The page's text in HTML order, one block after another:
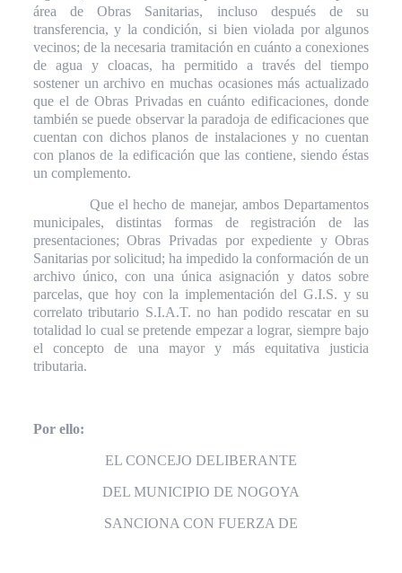
área de Obras Sanitarias, incluso después de su
transferencia, y la condición, si bien violada por algunos
vecinos; de la necesaria tramitación en cuánto a conexiones
de agua y cloacas, ha permitido a través del tiempo
sostener un archivo en muchas ocasiones más actualizado
que el de Obras Privadas en cuánto edificaciones, donde
también se puede observar la paradoja de edificaciones que
cuentan con dichos planos de instalaciones y no cuentan
con planos de la edificación que las contiene, siendo éstas
un complemento.
Que el hecho de manejar, ambos Departamentos
municipales, distintas formas de registración de las
presentaciones; Obras Privadas por expediente y Obras
Sanitarias por solicitud; ha impedido la conformación de un
archivo único, con una única asignación y datos sobre
parcelas, que hoy con la implementación del G.I.S. y su
correlato tributario S.I.A.T. no han podido rescatar en su
totalidad lo cual se pretende empezar a lograr, siempre bajo
el concepto de una mayor y más equitativa justicia
tributaria.
Por ello:
EL CONCEJO DELIBERANTE
DEL MUNICIPIO DE NOGOYA
SANCIONA CON FUERZA DE